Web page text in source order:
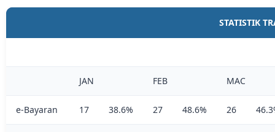
STATISTIK
JAN FEB MAC
e-Bayaran 17 38.6% 27 48.6% 26